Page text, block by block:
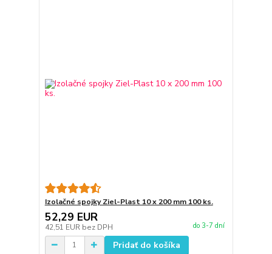
Izolačné spojky Ziel-Plast 10 x 200 mm 100 ks.
52,29 EUR
42,51 EUR bez DPH do 3-7 dní
Pridať do košíka